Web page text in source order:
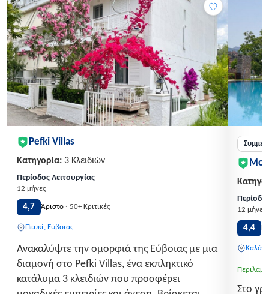
Pefki Villas
Κατηγορία: 3 Κλειδιών
Περίοδος Λειτουργίας
12 μήνες
4,7 Άριστο · 50+ Κριτικές
Πευκί, Εύβοιας
Ανακαλύψτε την ομορφιά της Εύβοιας με μια
διαμονή στο Pefki Villas, ένα εκπληκτικό
κατάλυμα 3 κλειδιών που προσφέρει
12 μήνες
4,4
Στο